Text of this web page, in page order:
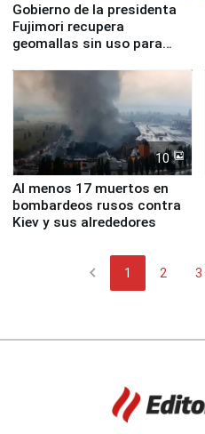
Gobierno de la presidenta
Fujimori recupera
geomallas sin uso para
Fenómeno El Niño
10
Al menos 17 muertos en
bombardeos rusos contra
Kiev y sus alrededores
chevron_left 1 2 3